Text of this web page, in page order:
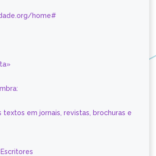
home#
em jornais, revistas, brochuras e